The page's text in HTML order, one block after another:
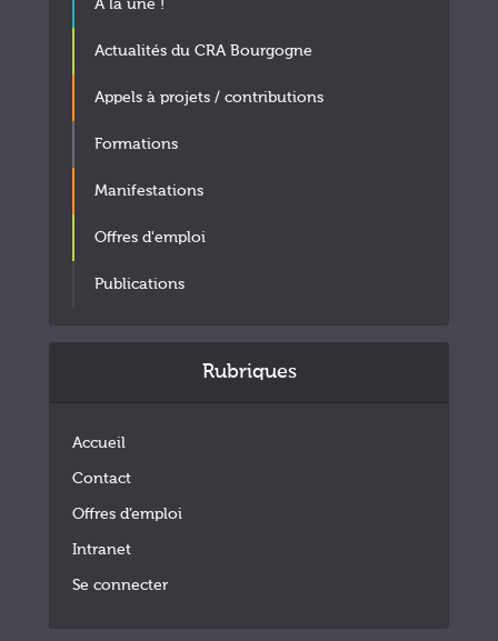
À la une !
Actualités du CRA Bourgogne
Appels à projets / contributions
Formations
Manifestations
Offres d'emploi
Publications
Rubriques
Accueil
Contact
Offres d’emploi
Intranet
Se connecter